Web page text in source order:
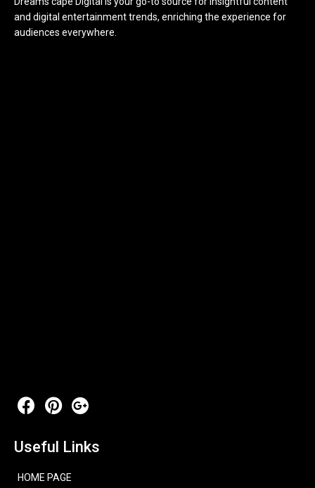
and digital entertainment trends, enriching the experience for
audiences everywhere.
Useful Links
HOME PAGE